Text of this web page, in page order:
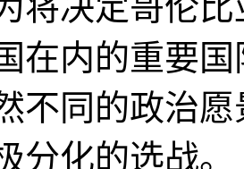
在内的重要
不同的政治
分化的选战。